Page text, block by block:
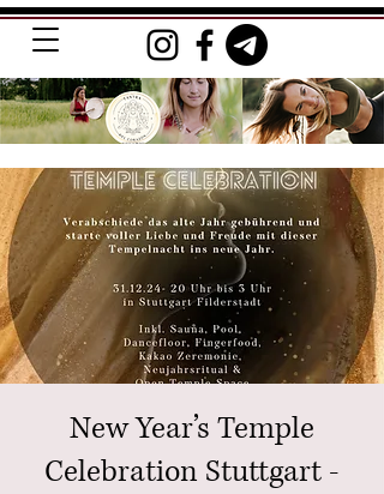
New Year’s Temple
Celebration Stuttgart -